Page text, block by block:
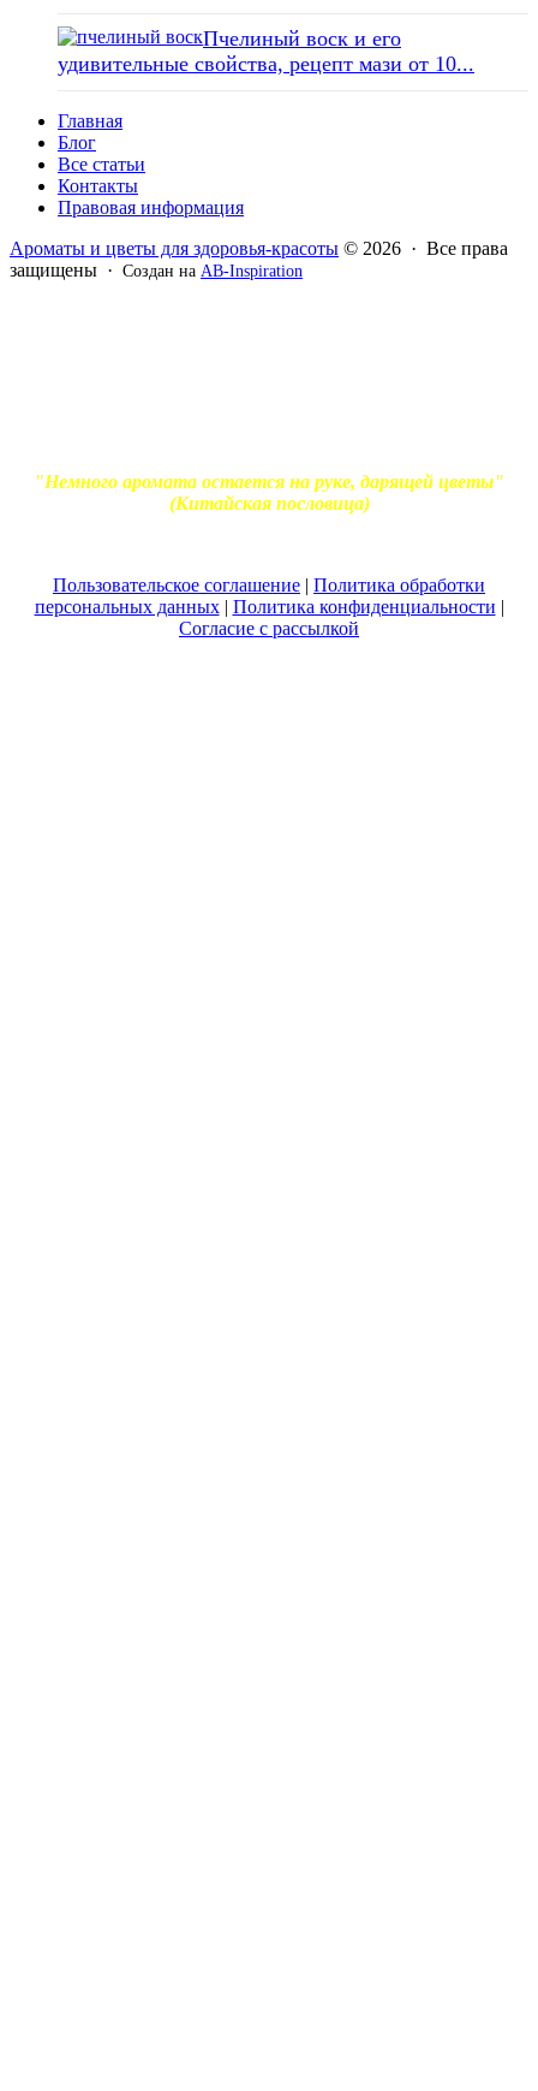
Пчелиный воск и его
удивительные свойства, рецепт мази от 10...
Главная
Блог
Все статьи
Контакты
Правовая информация
Ароматы и цветы для здоровья-красоты © 2026 · Все права
защищены · Создан на AB-Inspiration
"Немного аромата остается на руке, дарящей цветы"
(Китайская пословица)
Пользовательское соглашение | Политика обработки
персональных данных| Политика конфиденциальности |
Согласие с рассылкой